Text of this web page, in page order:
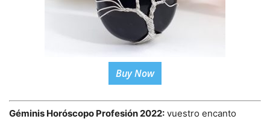
Buy Now
Géminis Horóscopo Profesión 2022: vuestro encanto